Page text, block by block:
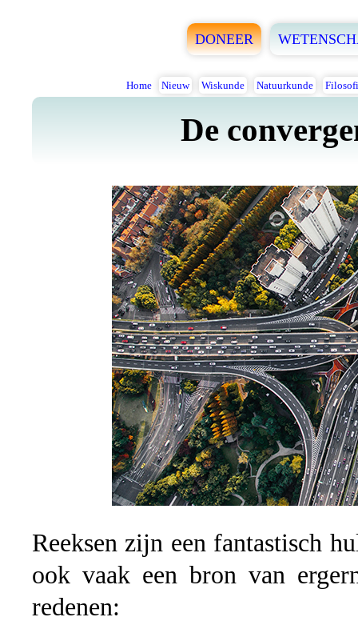
DONEER
Home Nieuw Wiskunde Natuurkunde
De
Reeksen zijn een fantastisch
ook vaak een bron van
redenen: